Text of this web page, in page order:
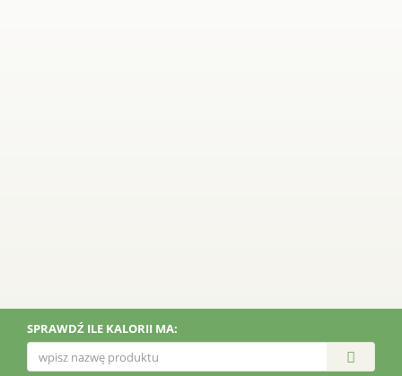
SPRAWDŹ ILE KALORII MA: